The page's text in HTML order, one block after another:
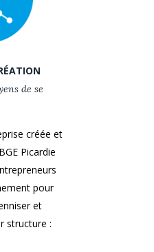
de se
créée et
Picardie
pour
et
structure :